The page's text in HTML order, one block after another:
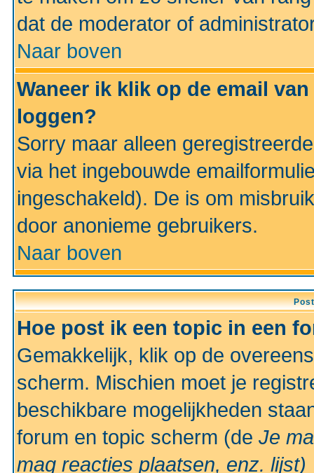
dat de moderator of
Naar boven
Waneer ik klik op de email
loggen?
Sorry maar alleen
via het ingebouwde
ingeschakeld). De is om
door anonieme gebruikers.
Naar boven
Hoe post ik een topic in een
Gemakkelijk, klik op de
scherm. Mischien moet je
beschikbare mogelijkheden
forum en topic scherm (de Je
mag reacties plaatsen, enz. lijst)